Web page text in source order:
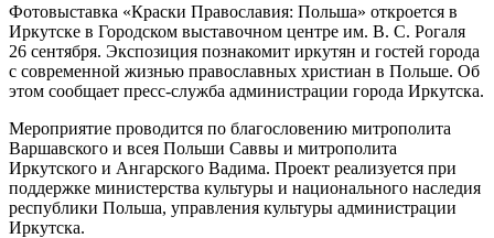
Фотовыставка «Краски Православия: Польша» откроется в
Иркутске в Городском выставочном центре им. В. С. Рогаля
26 сентября. Экспозиция познакомит иркутян и гостей города
с современной жизнью православных христиан в Польше. Об
этом сообщает пресс-служба администрации города Иркутска.
Мероприятие проводится по благословению митрополита
Варшавского и всея Польши Саввы и митрополита
Иркутского и Ангарского Вадима. Проект реализуется при
поддержке министерства культуры и национального наследия
республики Польша, управления культуры администрации
Иркутска.